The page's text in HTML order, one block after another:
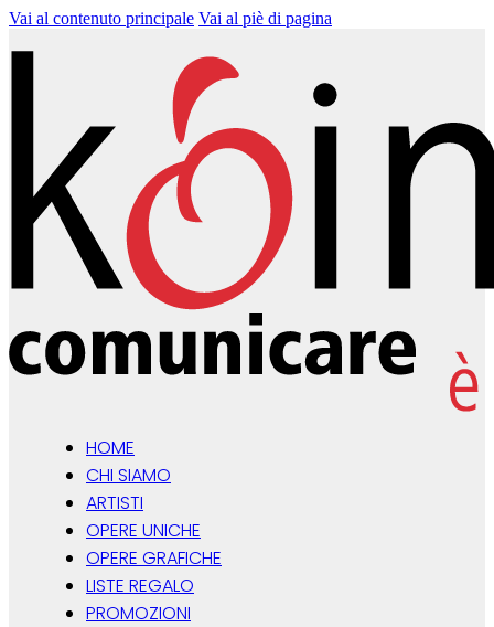
Vai al contenuto principale Vai al piè di pagina
HOME
CHI SIAMO
ARTISTI
OPERE UNICHE
OPERE GRAFICHE
LISTE REGALO
PROMOZIONI